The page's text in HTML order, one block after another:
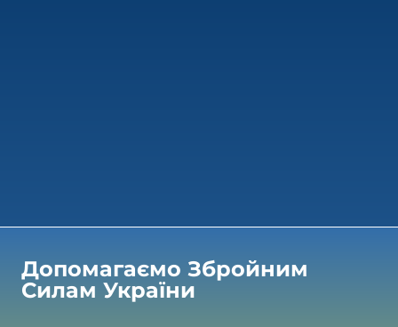
Допомагаємо Збройним
Силам України